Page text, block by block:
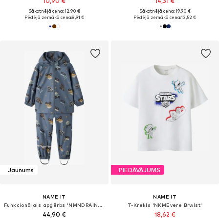
Sākotnējā cena: 12,90 €
Pēdējā zemākā cena:8,91 €
Sākotnējā cena: 19,90 €
Pēdējā zemākā cena:13,52 €
Jaunums
NAME IT
Funkcionālais apģērbs 'NMNDRAIN05'
44,90 €
PIEDĀVĀJUMS
NAME IT
T-Krekls 'NKMEvere Brwlst'
18,62 €